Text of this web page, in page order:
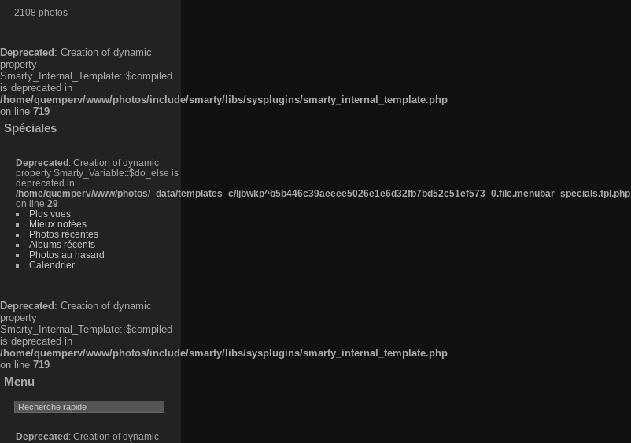
2108 photos
Deprecated : Creation of dynamic
property
Smarty_Internal_Template::$compiled
is deprecated in
/home/quemperv/www/photos/include/smarty/libs/sysplugins/smarty_internal_template.php
on line 719
Spéciales
Deprecated : Creation of dynamic
property Smarty_Variable::$do_else is
deprecated in
/home/quemperv/www/photos/_data/templates_c/ljbwkp^b5b446c39aeeee5026e1e6d32fb7bd52c51ef573_0.file.menubar_specials.tpl.php
on line 29
Plus vues
Mieux notées
Photos récentes
Albums récents
Photos au hasard
Calendrier
Deprecated : Creation of dynamic
property
Smarty_Internal_Template::$compiled
is deprecated in
/home/quemperv/www/photos/include/smarty/libs/sysplugins/smarty_internal_template.php
on line 719
Menu
Deprecated : Creation of dynamic